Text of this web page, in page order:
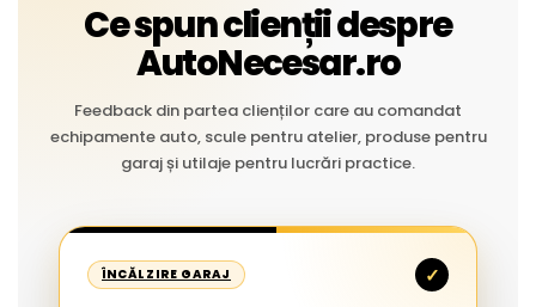
Ce spun clienții despre
AutoNecesar.ro
Feedback din partea clienților care au comandat
echipamente auto, scule pentru atelier, produse pentru
garaj și utilaje pentru lucrări practice.
ÎNCĂLZIRE GARAJ ✓